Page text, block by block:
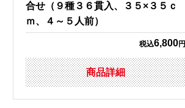
合せ（９種３６貫入、３５×３５ｃ
ｍ、４～５人前）
税込6,800円
商品詳細